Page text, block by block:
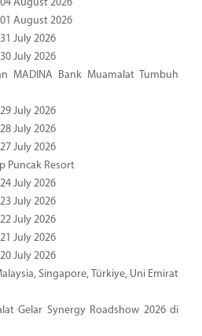
August 2026
August 2026
July 2026
July 2026
MADINA Bank Muamalat Tumbuh
July 2026
July 2026
July 2026
Puncak Resort
July 2026
July 2026
July 2026
July 2026
July 2026
Singapore, Türkiye, Uni Emirat
Gelar Synergy Roadshow 2026 di